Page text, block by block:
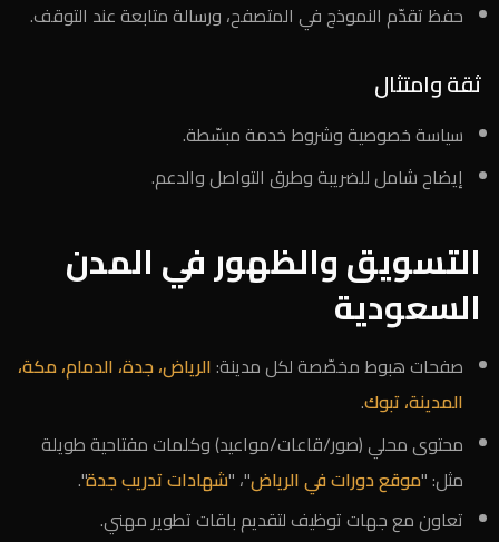
حفظ تقدّم النموذج في المتصفح، ورسالة متابعة عند التوقف.
ثقة وامتثال
سياسة خصوصية وشروط خدمة مبسّطة.
إيضاح شامل للضريبة وطرق التواصل والدعم.
التسويق والظهور في المدن
السعودية
صفحات هبوط مخصّصة لكل مدينة:الرياض، جدة، الدمام، مكة،
المدينة، تبوك.
محتوى محلي (صور/قاعات/مواعيد) وكلمات مفتاحية طويلة
مثل: "موقع دورات في الرياض"، "شهادات تدريب جدة".
تعاون مع جهات توظيف لتقديم باقات تطوير مهني.